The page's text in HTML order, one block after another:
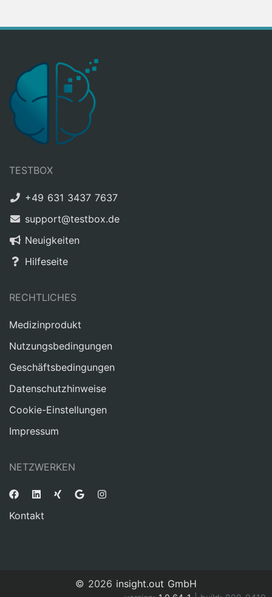
TESTBOX
+49 631 3437 7637
support@testbox.de
Neuigkeiten
Hilfeseite
RECHTLICHES
Medizinprodukt
Nutzungsbedingungen
Geschäftsbedingungen
Datenschutzhinweise
Cookie-Einstellungen
Impressum
NETZWERKEN
Kontakt
© 2026 insight.out GmbH